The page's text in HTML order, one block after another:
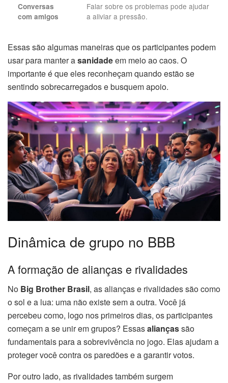
Conversas
com amigos
Falar sobre os problemas pode ajudar
a aliviar a pressão.
Essas são algumas maneiras que os participantes podem
usar para manter asanidadeem meio ao caos. O
importante é que eles reconheçam quando estão se
sentindo sobrecarregados e busquem apoio.
Dinâmica de grupo no BBB
A formação de alianças e rivalidades
No Big Brother Brasil, as alianças e rivalidades são como
o sol e a lua: uma não existe sem a outra. Você já
percebeu como, logo nos primeiros dias, os participantes
começam a se unir em grupos? Essasaliançassão
fundamentais para a sobrevivência no jogo. Elas ajudam a
proteger você contra os paredões e a garantir votos.
Por outro lado, as rivalidades também surgem